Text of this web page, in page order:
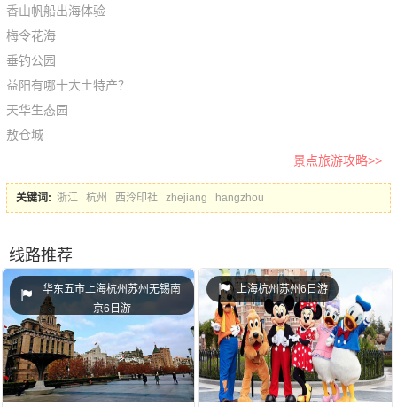
香山帆船出海体验
梅令花海
垂钓公园
益阳有哪十大土特产？
天华生态园
敖仓城
景点旅游攻略>>
关键词: 浙江 杭州 西泠印社 zhejiang hangzhou
线路推荐
华东五市上海杭州苏州无锡南
京6日游
上海杭州苏州6日游